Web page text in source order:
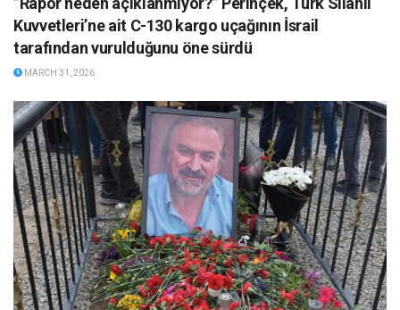
Kuvvetleri’ne ait C-130 kargo uçağının İsrail
tarafından vurulduğunu öne sürdü
MARCH 31, 2026